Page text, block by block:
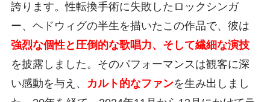
誇ります。性転換手術に失敗したロックシンガ
ー、ヘドウィグの半生を描いたこの作品で、彼は
強烈な個性と圧倒的な歌唱力、そして繊細な演技
を披露しました。そのパフォーマンスは観客に深
い感動を与え、
カルト的なファンを生み出しまし